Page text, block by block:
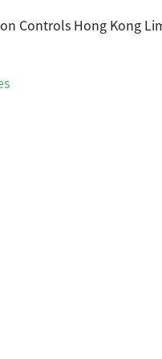
Controls Hong Kong